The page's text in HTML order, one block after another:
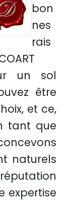
bon
nes
rais
un sol
être
et ce,
tant que
naturels
expertise